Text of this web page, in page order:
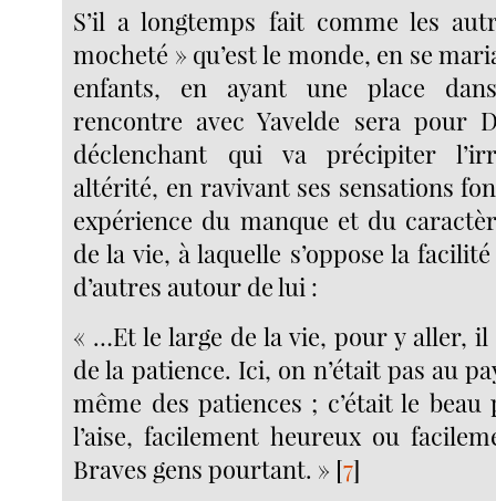
S’il a longtemps fait comme les
mocheté » qu’est le monde, en se
enfants, en ayant une place
rencontre avec Yavelde sera pour
déclenchant qui va précipiter
altérité, en ravivant ses sensations
expérience du manque et du
de la vie, à laquelle s’oppose la
d’autres autour de lui :
« …Et le large de la vie, pour y aller,
de la patience. Ici, on n’était pas au
même des patiences ; c’était le beau
l’aise, facilement heureux ou
Braves gens pourtant. » [7]